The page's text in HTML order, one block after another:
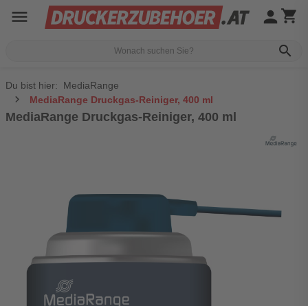
menu
search
person shopping_cart
Du bist hier: MediaRange
MediaRange Druckgas-Reiniger, 400 ml
MediaRange Druckgas-Reiniger, 400 ml